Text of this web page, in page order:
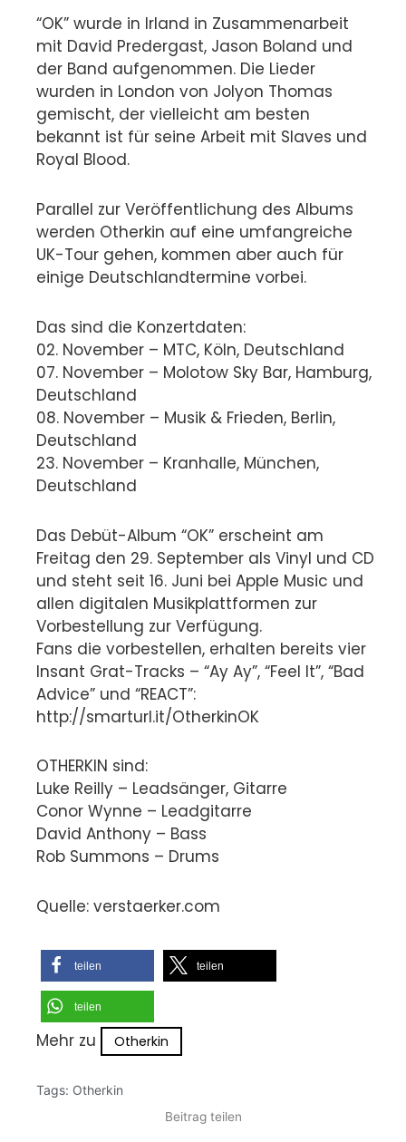
“OK” wurde in Irland in Zusammenarbeit
mit David Predergast, Jason Boland und
der Band aufgenommen. Die Lieder
wurden in London von Jolyon Thomas
gemischt, der vielleicht am besten
bekannt ist für seine Arbeit mit Slaves und
Royal Blood.
Parallel zur Veröffentlichung des Albums
werden Otherkin auf eine umfangreiche
UK-Tour gehen, kommen aber auch für
einige Deutschlandtermine vorbei.
Das sind die Konzertdaten:
02. November – MTC, Köln, Deutschland
07. November – Molotow Sky Bar, Hamburg,
Deutschland
08. November – Musik & Frieden, Berlin,
Deutschland
23. November – Kranhalle, München,
Deutschland
Das Debüt-Album “OK” erscheint am
Freitag den 29. September als Vinyl und CD
und steht seit 16. Juni bei Apple Music und
allen digitalen Musikplattformen zur
Vorbestellung zur Verfügung.
Fans die vorbestellen, erhalten bereits vier
Insant Grat-Tracks – “Ay Ay”, “Feel It”, “Bad
Advice” und “REACT”:
http://smarturl.it/OtherkinOK
OTHERKIN sind:
Luke Reilly – Leadsänger, Gitarre
Conor Wynne – Leadgitarre
David Anthony – Bass
Rob Summons – Drums
Quelle: verstaerker.com
teilen teilen
teilen
Mehr zu Otherkin
Tags: Otherkin
Beitrag teilen